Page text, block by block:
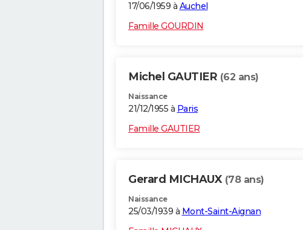
17/06/1959 à Auchel
Famille GOURDIN
Michel GAUTIER (62 ans)
Naissance
21/12/1955 à Paris
Famille GAUTIER
Gerard MICHAUX (78 ans)
Naissance
25/03/1939 à Mont-Saint-Aignan